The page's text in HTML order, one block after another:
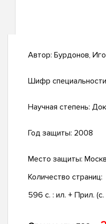
Автор: Бурдонов,
Шифр
Научная степень:
Год защиты: 2008
Место защиты:
Количество страниц:
596 с. : ил. + Прил.